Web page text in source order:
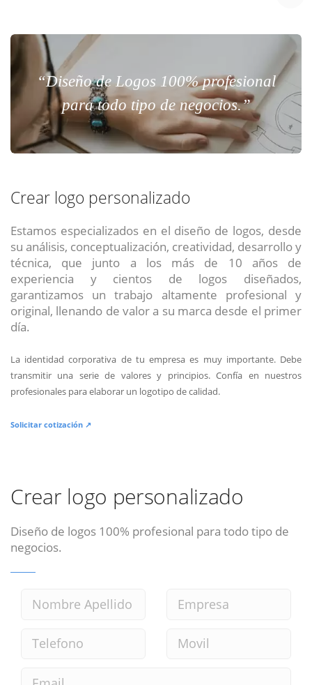
“Diseño de Logos 100% profesional
para todo tipo de negocios.”
Crear logo personalizado
Estamos especializados en el diseño de logos, desde
su análisis, conceptualización, creatividad, desarrollo y
técnica, que junto a los más de 10 años de
experiencia y cientos de logos diseñados,
garantizamos un trabajo altamente profesional y
original, llenando de valor a su marca desde el primer
día.
La identidad corporativa de tu empresa es muy importante. Debe
transmitir una serie de valores y principios. Confía en nuestros
profesionales para elaborar un logotipo de calidad.
Solicitar cotización ↗
Crear logo personalizado
Diseño de logos 100% profesional para todo tipo de
negocios.